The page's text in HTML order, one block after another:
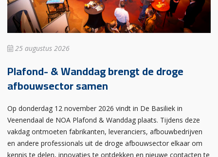
25 augustus 2026
Plafond- & Wanddag brengt de droge
afbouwsector samen
Op donderdag 12 november 2026 vindt in De Basiliek in
Veenendaal de NOA Plafond & Wanddag plaats. Tijdens deze
vakdag ontmoeten fabrikanten, leveranciers, afbouwbedrijven
en andere professionals uit de droge afbouwsector elkaar om
kennis te delen, innovaties te ontdekken en nieuwe contacten te